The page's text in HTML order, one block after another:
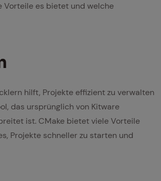
Vorteile es bietet und welche
hilft, Projekte effizient zu verwalten
das ursprünglich von Kitware
ist. CMake bietet viele Vorteile
Projekte schneller zu starten und